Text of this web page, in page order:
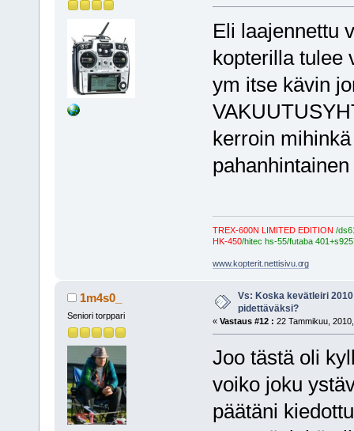
Eli laajennettu
kopterilla tulee
ym itse kävin
kerroin
TREX-600N LIMITED EDITION /
HK-450/hitec hs-55/futaba
www.kopterit.nettisivu.org
1m4s0_
Seniori torppari
Vs: Koska kevätleiri
pidettäväksi?
« Vastaus #12 : 22 Tammikuu,
Joo tästä oli
voiko joku
päätäni